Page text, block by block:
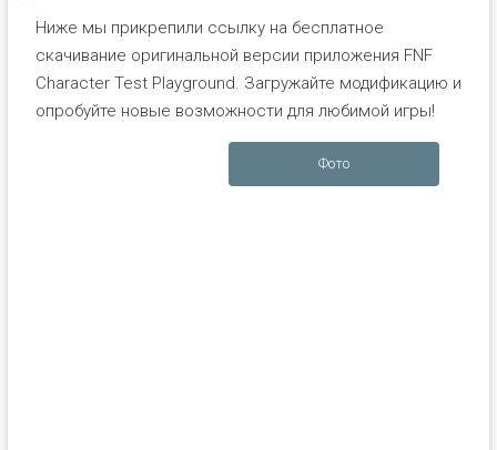
Ниже мы прикрепили ссылку на бесплатное
скачивание оригинальной версии приложения FNF
Character Test Playground. Загружайте модификацию и
опробуйте новые возможности для любимой игры!
Фото